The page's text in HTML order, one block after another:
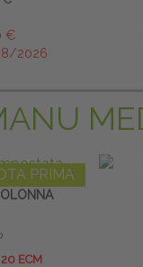
€
2026
PRIMA
20 ECM